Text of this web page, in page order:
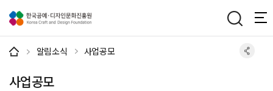
알림소식 사업공모
사업공모